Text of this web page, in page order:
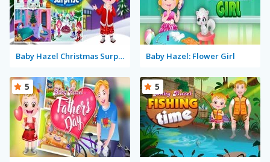
Baby Hazel Christmas Surprise Baby Hazel: Flower Girl
5 5